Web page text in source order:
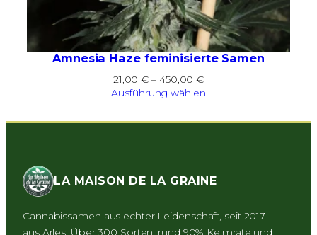
Amnesia Haze feminisierte Samen
21,00€ – 450,00€Preisspanne:
21,00 €
450,00 €
Ausführung wählen
LA MAISON DE LA GRAINE
Cannabissamen aus echter Leidenschaft, seit 2017
aus Arles. Über 300 Sorten, rund 90% Keimrate und